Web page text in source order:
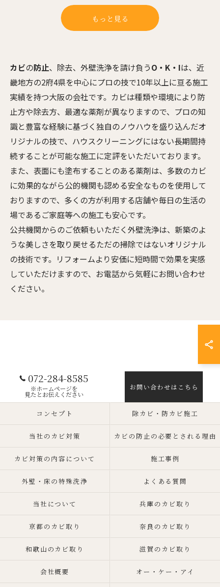
もっと見る
カビの防止、除去、外壁洗浄を請け負うO・K・Iは、近
畿地方の2府4県を中心にプロの技で10年以上に亘る施工
実績を持つ大阪の会社です。カビは種類や環境により防
止方や除去方、最適な薬剤が異なりますので、プロの知
識と豊富な経験に基づく独自のノウハウを盛り込んだオ
リジナルの技で、ハウスクリーニングにはない長期間持
続することが可能な施工に定評をいただいております。
また、表面にも塗布することのある薬剤は、多数のカビ
に効果的ながら公的機関も認める安全なものを使用して
おりますので、多くの方が利用する店舗や毎日の生活の
場であるご家庭等への施工も安心です。
公共機関からのご依頼もいただく外壁洗浄は、新築のよ
うな美しさを取り戻せるただの掃除ではないオリジナル
の技術です。リフォームより安価に短時間で効果を実感
していただけますので、お電話から気軽にお問い合わせ
ください。
072-284-8585
※ホームページを
見たとお伝えください
お問い合わせはこちら
コンセプト 除カビ・防カビ施工
当社のカビ対策 カビの防止の必要とされる理由
カビ対策の内容について 施工事例
外壁・床の特殊洗浄 よくある質問
当社について 兵庫のカビ取り
京都のカビ取り 奈良のカビ取り
和歌山のカビ取り 滋賀のカビ取り
会社概要 オー・ケー・アイ